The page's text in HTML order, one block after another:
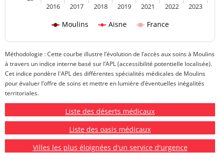
Moulins Aisne France
2016 2017 2018 2019 2021 2022 2023
Méthodologie : Cette courbe illustre l’évolution de l’accès aux soins à Moulins
à travers un indice interne basé sur l’APL (accessibilité potentielle localisée).
Cet indice pondère l'APL des différentes spécialités médicales de Moulins
pour évaluer l’offre de soins et mettre en lumière d’éventuelles inégalités
territoriales.
Liste des déserts médicaux
Liste des oasis médicaux
Villes les plus éloignées d'un service d'urgence